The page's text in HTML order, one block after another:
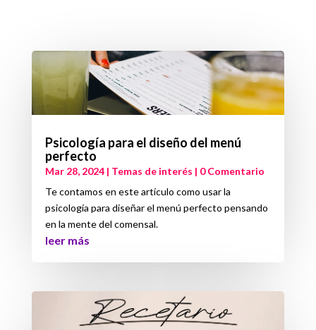
Psicología para el diseño del menú
perfecto
Mar 28, 2024| Temas de interés | 0 Comentario
Te contamos en este artículo como usar la
psicología para diseñar el menú perfecto pensando
en la mente del comensal.
leer más